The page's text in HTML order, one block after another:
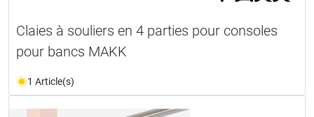
Claies à souliers en 4 parties pour consoles
pour bancs MAKK
1 Article(s)